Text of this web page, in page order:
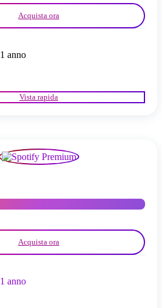
Acquista ora
1 anno
Vista rapida
Acquista ora
1 anno